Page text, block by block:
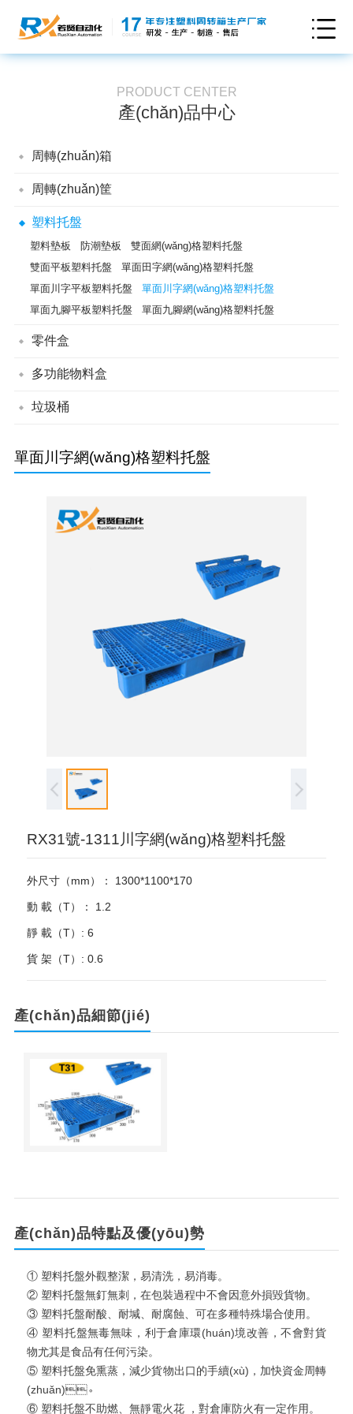
PRODUCT CENTER
產(chǎn)品中心
周轉(zhuǎn)箱
煙草周轉(zhuǎn)箱
可堆式周轉(zhuǎn)箱
周轉(zhuǎn)筐
通用型周轉(zhuǎn)筐
塑料托盤
塑料墊板 防潮墊板
雙面網(wǎng)格塑料托盤
雙面平板塑料托盤
單面田字網(wǎng)格塑料托盤
單面川字平板塑料托盤
單面川字網(wǎng)格塑料托盤
單面九腳平板塑料托盤
單面九腳網(wǎng)格塑料托盤
零件盒
多功能物料盒
垃圾桶
單面川字網(wǎng)格塑料托盤
RX31號-1311川字網(wǎng)格塑料托盤
外尺寸（mm）： 1300*1100*170
動 載（T）： 1.2
靜 載（T）: 6
貨 架（T）: 0.6
產(chǎn)品細節(jié)
產(chǎn)品特點及優(yōu)勢
① 塑料托盤外觀整潔，易清洗，易消毒。
② 塑料托盤無釘無刺，在包裝過程中不會因意外損毀貨物。
③ 塑料托盤耐酸、耐堿、耐腐蝕、可在多種特殊場合使用。
④ 塑料托盤無毒無味，利于倉庫環(huán)境改善，不會對貨
物尤其是食品有任何污染。
⑤ 塑料托盤免熏蒸，減少貨物出口的手續(xù)，加快資金周轉
(zhuǎn)。
⑥ 塑料托盤不助燃、無靜電火花 ，對倉庫防火有一定作用。